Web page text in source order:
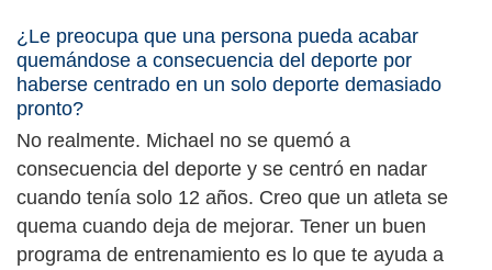
¿Le preocupa que una persona pueda acabar
quemándose a consecuencia del deporte por
haberse centrado en un solo deporte demasiado
pronto?
No realmente. Michael no se quemó a
consecuencia del deporte y se centró en nadar
cuando tenía solo 12 años. Creo que un atleta se
quema cuando deja de mejorar. Tener un buen
programa de entrenamiento es lo que te ayuda a